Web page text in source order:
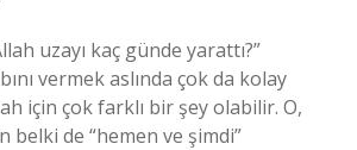
uzayı kaç günde yarattı?”
vermek aslında çok da kolay
için çok farklı bir şey olabilir. O,
belki de “hemen ve şimdi”